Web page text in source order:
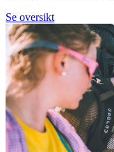
Se oversikt